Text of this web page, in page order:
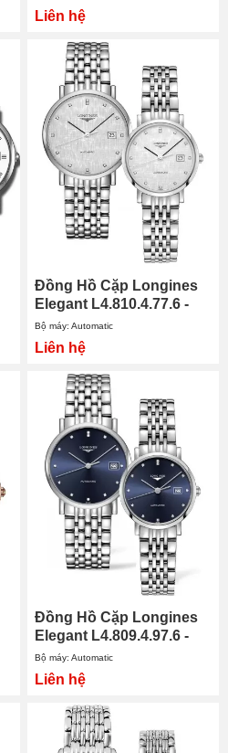
Liên hệ
Đồng Hồ Cặp Longines
Elegant L4.810.4.77.6 -
L4.310.4.77.6
Bộ máy: Automatic
Liên hệ
Đồng Hồ Cặp Longines
Elegant L4.809.4.97.6 -
L4.310.4.97.6
Bộ máy: Automatic
Liên hệ